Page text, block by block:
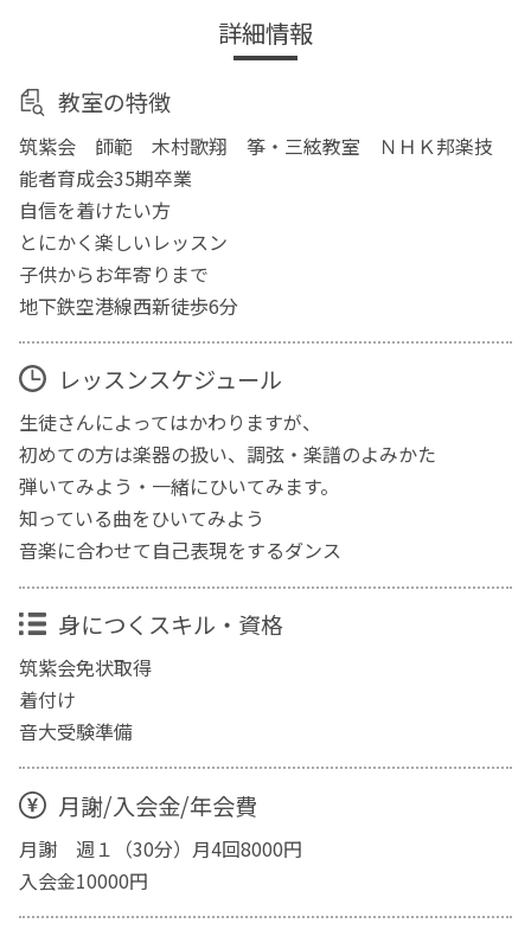
詳細情報
教室の特徴
筑紫会 師範 木村歌翔 筝・三絃教室 ＮＨＫ邦楽技
能者育成会35期卒業
自信を着けたい方
とにかく楽しいレッスン
子供からお年寄りまで
地下鉄空港線西新徒歩6分
レッスンスケジュール
生徒さんによってはかわりますが、
初めての方は楽器の扱い、調弦・楽譜のよみかた
弾いてみよう・一緒にひいてみます。
知っている曲をひいてみよう
音楽に合わせて自己表現をするダンス
身につくスキル・資格
筑紫会免状取得
着付け
音大受験準備
月謝/入会金/年会費
月謝 週１（30分）月4回8000円
入会金10000円